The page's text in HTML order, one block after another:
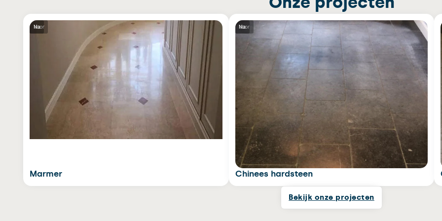
Voor
Na
Marmer
Voor
Na
Chinees hardsteen
Bekijk onze projecten